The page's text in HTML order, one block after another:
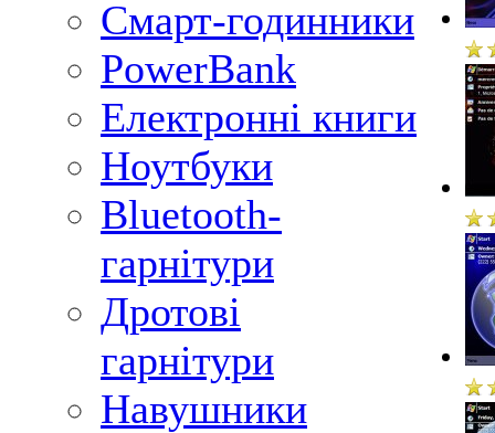
Смарт-годинники
PowerBank
Електронні книги
Ноутбуки
Bluetooth-
гарнітури
Дротові
гарнітури
Навушники